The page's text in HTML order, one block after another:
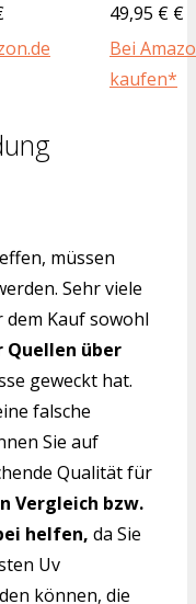
49,95 € €
Bei
kaufen*
müssen
Sehr viele
Kauf sowohl
Quellen über
geweckt hat.
falsche
Sie auf
Qualität für
Vergleich bzw.
helfen, da Sie
Uv
können, die